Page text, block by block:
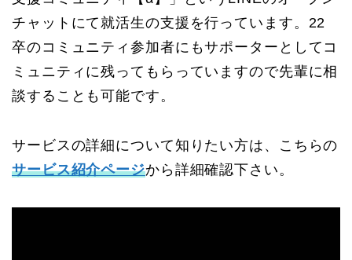
チャットにて就活生の支援を行っています。22
卒のコミュニティ参加者にもサポーターとしてコ
ミュニティに残ってもらっていますので先輩に相
談することも可能です。
サービスの詳細について知りたい方は、こちらの
サービス紹介ページから詳細確認下さい。